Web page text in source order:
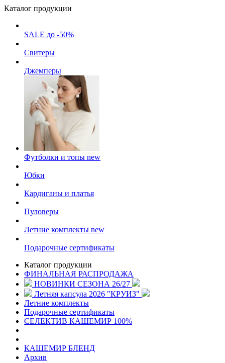
Каталог продукции
SALE до -50%
Свитеры
Джемперы
Футболки и топы new
Юбки
Кардиганы и платья
Пуловеры
Летние комплекты new
Подарочные сертификаты
Каталог продукции
ФИНАЛЬНАЯ РАСПРОДАЖА
НОВИНКИ СЕЗОНА 26/27
Летняя капсула 2026 "КРУИЗ"
Летние комплекты
Подарочные сертификаты
СЕЛЕКТИВ КАШЕМИР 100%
КАШЕМИР БЛЕНД
Архив